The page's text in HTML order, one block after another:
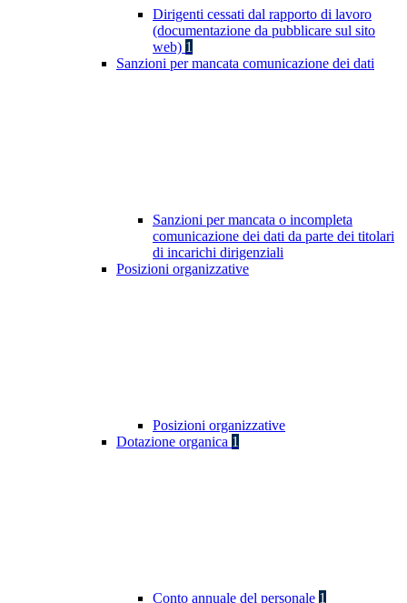
Dirigenti cessati dal rapporto di lavoro
(documentazione da pubblicare sul sito
web) 1
Sanzioni per mancata comunicazione dei dati
Sanzioni per mancata o incompleta
comunicazione dei dati da parte dei titolari
di incarichi dirigenziali
Posizioni organizzative
Posizioni organizzative
Dotazione organica 1
Conto annuale del personale 1